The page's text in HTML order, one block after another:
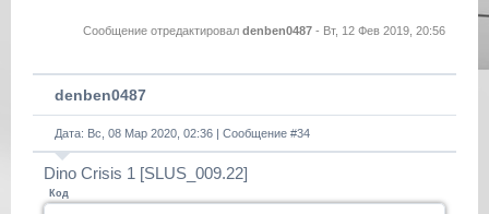
0100C220 00000004
E0010004 0100C224
30200800 010C5198
Сообщение отредактировал denben0487 - Вт, 12 Фев 2019, 20:56
denben0487
Дата: Вс, 08 Мар 2020, 02:36 | Сообщение #34
Dino Crisis 1 [SLUS_009.22]
Код